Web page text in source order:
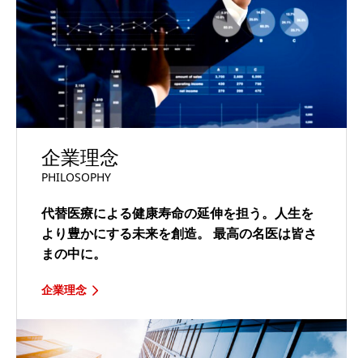
企業理念
PHILOSOPHY
代替医療による健康寿命の延伸を担う。人生を
より豊かにする未来を創造。
最高の名医は皆さ
まの中に。
企業理念